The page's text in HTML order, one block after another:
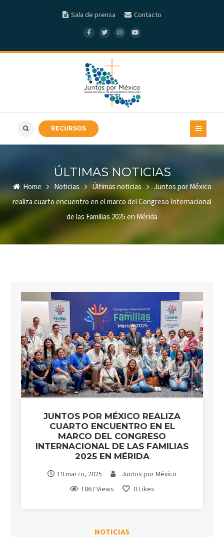
Sala de prensa Contacto
RECURSOS
ÚLTIMAS NOTICIAS
Home Noticias Últimas noticias
Juntos por México
realiza cuarto encuentro en el marco del Congreso Internacional
de las Familias 2025 en Mérida
JUNTOS POR MÉXICO REALIZA
CUARTO ENCUENTRO EN EL
MARCO DEL CONGRESO
INTERNACIONAL DE LAS FAMILIAS
2025 EN MÉRIDA
19 marzo, 2025
Juntos por México
1867 Views
0Likes
NOTICIAS